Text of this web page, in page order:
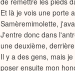
Et là je vois une porte
Samèremimolette,
J'entre donc dans
une deuxième,
Il y a des gens, mais
poser ensuite mon